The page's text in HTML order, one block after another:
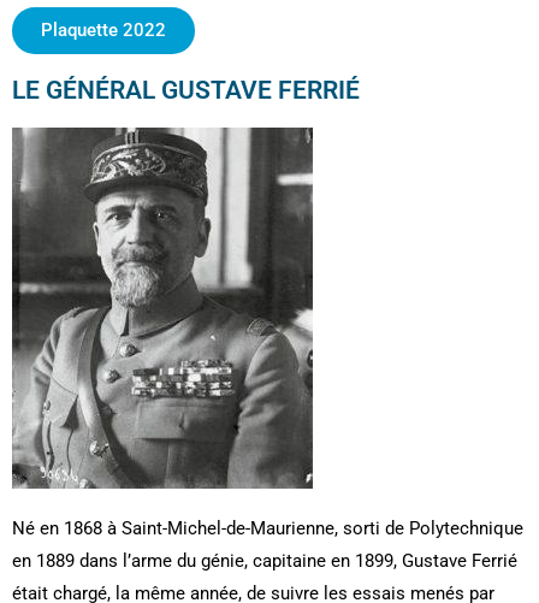
Plaquette 2022
LE GÉNÉRAL GUSTAVE FERRIÉ
Né en 1868 à Saint-Michel-de-Maurienne, sorti de Polytechnique
en 1889 dans l’arme du génie, capitaine en 1899, Gustave Ferrié
était chargé, la même année, de suivre les essais menés par